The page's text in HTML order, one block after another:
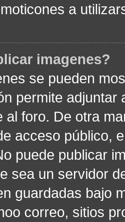
a
imagenes?
se pueden
permite
al foro. De otra
acceso público,
puede publicar
sea un servidor
guardadas bajo
correo, sitios